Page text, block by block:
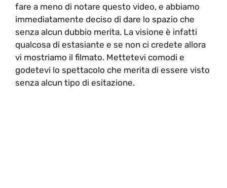
fare a meno di notare questo video, e abbiamo
immediatamente deciso di dare lo spazio che
senza alcun dubbio merita. La visione è infatti
qualcosa di estasiante e se non ci credete allora
vi mostriamo il filmato. Mettetevi comodi e
godetevi lo spettacolo che merita di essere visto
senza alcun tipo di esitazione.